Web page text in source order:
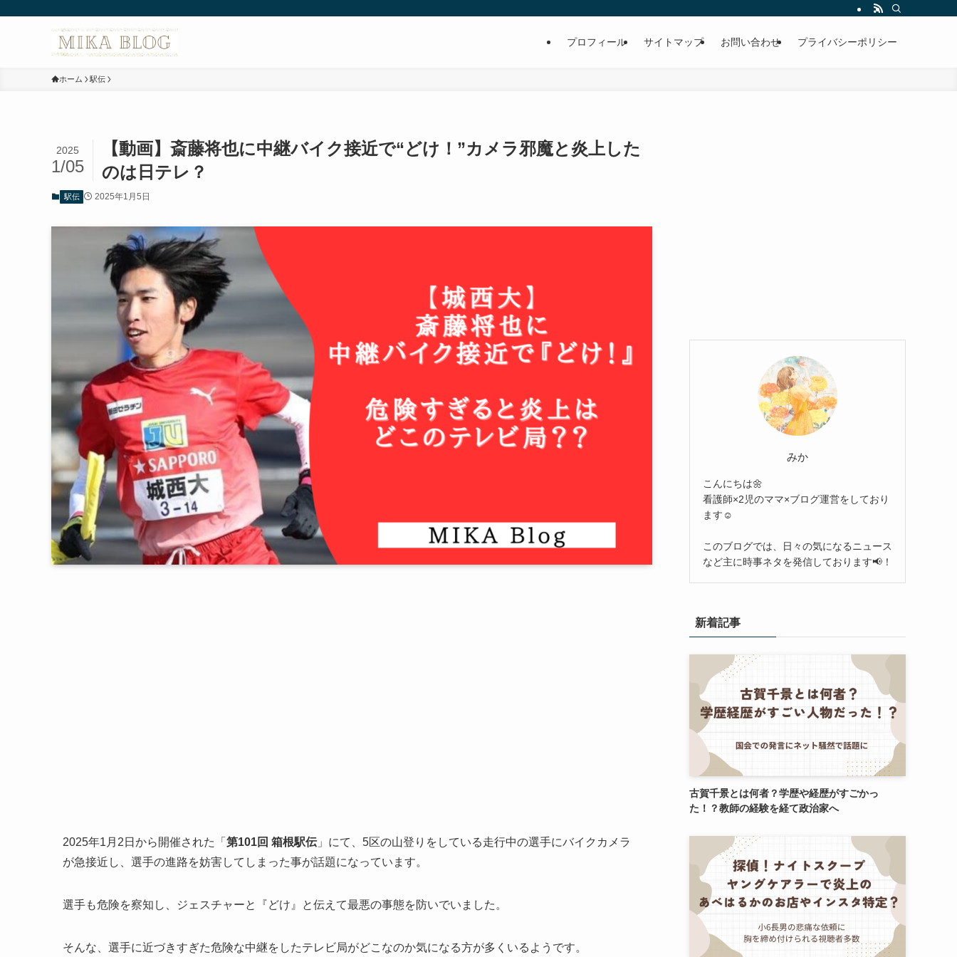
プロフィール サイトマップ お問い合わせ プライバシーポリシー
ホーム 駅伝
【動画】斎藤将也に中継バイク接近で“どけ！”カメラ邪魔と炎上した
のは日テレ？
2025
1/05
駅伝 2025年1月5日
2025年1月2日から開催された「 第101回 箱根駅伝」にて、5区の山登りをしている走行中の選手にバイクカメラ
が急接近し、選手の進路を妨害してしまった事が話題になっています。
選手も危険を察知し、ジェスチャーと『どけ』と伝えて最悪の事態を防いでいました。
そんな、選手に近づきすぎた危険な中継をしたテレビ局がどこなのか気になる方が多くいるようです。
みか
こんにちは🌼
看護師×2児のママ×ブログ運営をしており
ます☺︎
このブログでは、日々の気になるニュース
など主に時事ネタを発信しております📢！
新着記事
古賀千景とは何者？学歴や経歴がすごかっ
た！？教師の経験を経て政治家へ